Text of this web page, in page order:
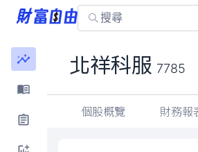
北祥科服 7785
個股概覽 財務報